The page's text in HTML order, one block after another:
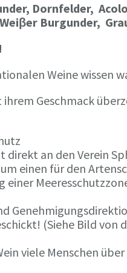
Dornfelder,
Burgunder,
Weine wissen
Geschmack
direkt an den Verein
einen für den
(Siehe Bild von
viele Menschen